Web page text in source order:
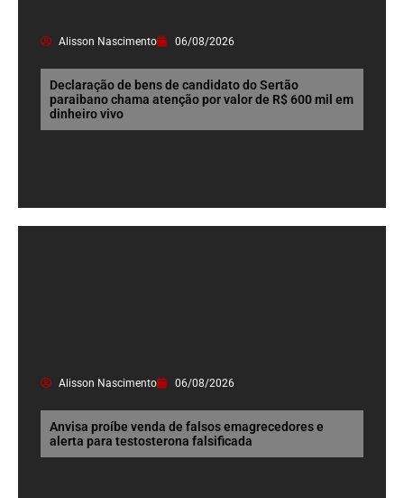
Alisson Nascimento 06/08/2026
Declaração de bens de candidato do Sertão
paraibano chama atenção por valor de R$ 600 mil em
dinheiro vivo
Alisson Nascimento 06/08/2026
Anvisa proíbe venda de falsos emagrecedores e
alerta para testosterona falsificada